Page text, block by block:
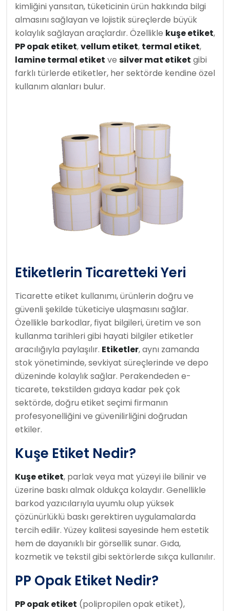
kimliğini yansıtan, tüketicinin ürün hakkında bilgi
almasını sağlayan ve lojistik süreçlerde büyük
kolaylık sağlayan araçlardır. Özellikle kuşe etiket,
PP opak etiket,vellum etiket, termal etiket,
lamine termal etiket ve silver mat etiket gibi
farklı türlerde etiketler, her sektörde kendine özel
kullanım alanları bulur.
Etiketlerin Ticaretteki Yeri
Ticarette etiket kullanımı, ürünlerin doğru ve
güvenli şekilde tüketiciye ulaşmasını sağlar.
Özellikle barkodlar, fiyat bilgileri, üretim ve son
kullanma tarihleri gibi hayati bilgiler etiketler
aracılığıyla paylaşılır. Etiketler, aynı zamanda
stok yönetiminde, sevkiyat süreçlerinde ve depo
düzeninde kolaylık sağlar. Perakendeden e-
ticarete, tekstilden gıdaya kadar pek çok
sektörde, doğru etiket seçimi firmanın
profesyonelliğini ve güvenilirliğini doğrudan
etkiler.
Kuşe Etiket Nedir?
Kuşe etiket, parlak veya mat yüzeyi ile bilinir ve
üzerine baskı almak oldukça kolaydır. Genellikle
barkod yazıcılarıyla uyumlu olup yüksek
çözünürlüklü baskı gerektiren uygulamalarda
tercih edilir. Yüzey kalitesi sayesinde hem estetik
hem de dayanıklı bir görsellik sunar. Gıda,
kozmetik ve tekstil gibi sektörlerde sıkça kullanılır.
PP Opak Etiket Nedir?
PP opak etiket (polipropilen opak etiket),